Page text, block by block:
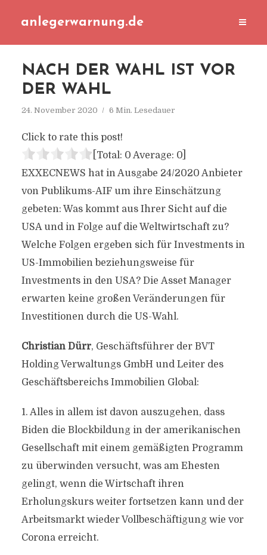
anlegerwarnung.de
NACH DER WAHL IST VOR
DER WAHL
24. November 2020 6 Min. Lesedauer
Click to rate this post!
[Total: 0 Average: 0]
EXXECNEWS hat in Ausgabe 24/2020 Anbieter
von Publikums-AIF um ihre Einschätzung
gebeten: Was kommt aus Ihrer Sicht auf die
USA und in Folge auf die Weltwirtschaft zu?
Welche Folgen ergeben sich für Investments in
US-Immobilien beziehungsweise für
Investments in den USA? Die Asset Manager
erwarten keine großen Veränderungen für
Investitionen durch die US-Wahl.
Christian Dürr, Geschäftsführer der BVT
Holding Verwaltungs GmbH und Leiter des
Geschäftsbereichs Immobilien Global:
1. Alles in allem ist davon auszugehen, dass
Biden die Blockbildung in der amerikanischen
Gesellschaft mit einem gemäßigten Programm
zu überwinden versucht, was am Ehesten
gelingt, wenn die Wirtschaft ihren
Erholungskurs weiter fortsetzen kann und der
Arbeitsmarkt wieder Vollbeschäftigung wie vor
Corona erreicht.